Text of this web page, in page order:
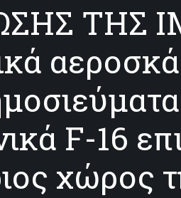
ΤΗΣ
F-16
χώρος